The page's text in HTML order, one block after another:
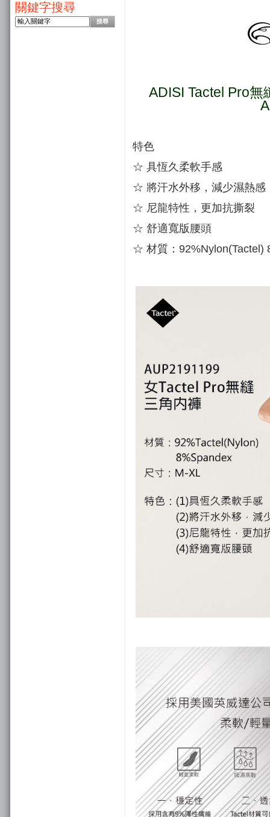
關鍵字搜尋
ADISI Tactel Pro
特色
☆ 具恆久柔軟手感
☆ 將汗水外移，減少濕熱感
☆ 尼龍特性，更加抗撕裂
☆ 舒適寬版腰頭
☆ 材質：92%Nylon(Tactel)